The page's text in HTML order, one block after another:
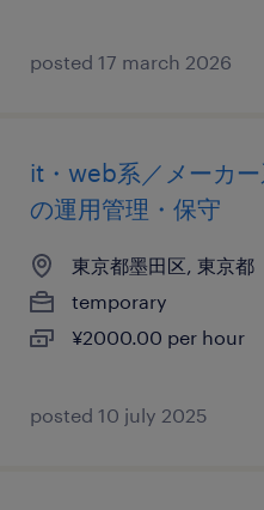
posted 17 march 2026
it・web系／メーカ
の運用管理・保守
東京都墨田区, 東京都
temporary
¥2000.00 per hour
posted 10 july 2025